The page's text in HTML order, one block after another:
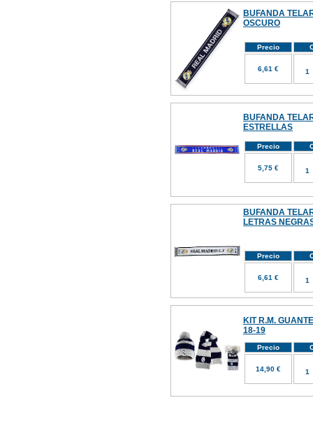
BUFANDA
OSCURO
Precio
6,61 €
BUFANDA
ESTRELLAS
Precio
5,75 €
BUFANDA
LETRAS
Precio
6,61 €
KIT R.M.
18-19
Precio
14,90 €